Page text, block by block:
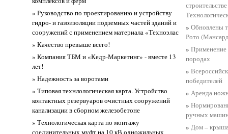
» Руководство по проектированию и устройству
гидро- и газоизоляции подземных частей зданий и
сооружений с применением материала «Техноэлас
» Качество превыше всего!
» Компания ТБМ и «Кедр-Маркетинг» - вместе 13
лет!
» Надежность за воротами
» Типовая технлологическая карта. Устройство
контактных резервуаров очистных сооружений
канализации в сборном железобетоне
» Технологическая карта по монтажу
соединительных муфт на 10 кВ одножильных
»Обновлены
Рото
»Применение
породах
»
победителей
» Аренда
»
ручных
» Дом –